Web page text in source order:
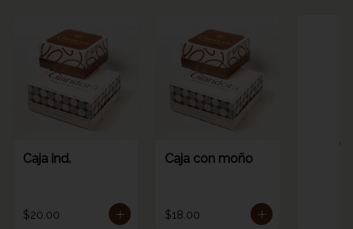
Caja ind.
$20.00
Caja con moño
$18.00